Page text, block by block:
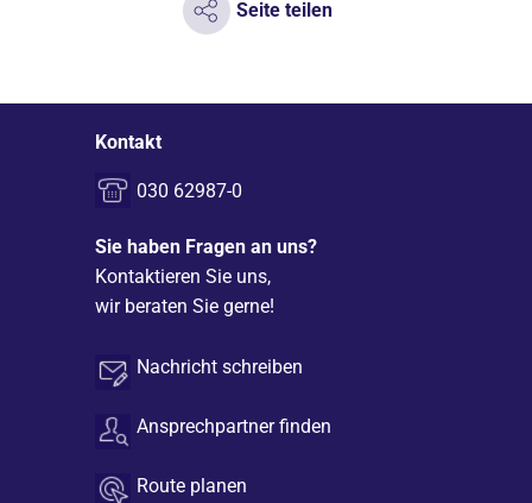
Seite teilen
Kontakt
030 62987-0
Sie haben Fragen an uns?
Kontaktieren Sie uns,
wir beraten Sie gerne!
Nachricht schreiben
Ansprechpartner finden
Route planen